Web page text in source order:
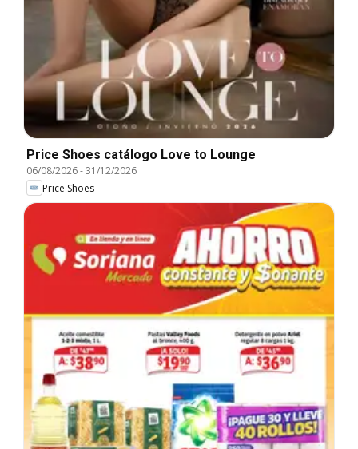
Price Shoes catálogo Love to Lounge
06/08/2026-31/12/2026
Price Shoes